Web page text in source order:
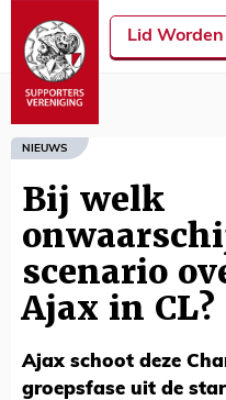
Lid Worden
NIEUWS
Bij welk
scenario
Ajax in CL?
Ajax schoot deze
groepsfase uit de